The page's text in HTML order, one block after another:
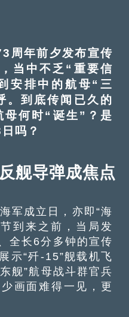
年前夕发布宣传
当中不乏“重要信
安排中的航母“三
。到底传闻已久的
何时“诞生”？是
吗？
舰导弹成焦点
成立日，亦即“海
到来之前，当局发
全长6分多钟的宣传
示“歼-15”舰载机飞
舰”航母战斗群官兵
画面难得一见，更